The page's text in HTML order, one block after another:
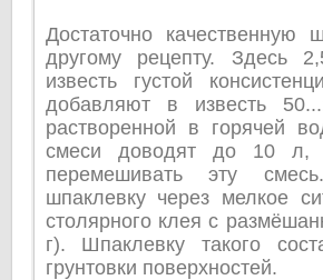
Достаточно качественную
другому рецепту. Здесь
известь густой
добавляют в известь
растворенной в горячей
смеси доводят до 10 л,
перемешивать эту
шпаклевку через мелкое
столярного клея с
г). Шпаклевку такого
грунтовки поверхностей.